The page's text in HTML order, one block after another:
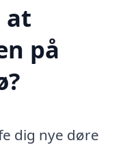
at
på
dig nye døre